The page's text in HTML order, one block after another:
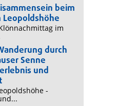
beim
im
durch
Senne
und
-